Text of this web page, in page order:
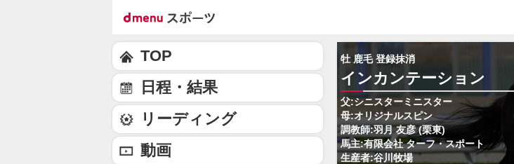
牡 鹿毛 登録抹消
インカンテーション
父:シニスターミニスター
母:オリジナルスピン
調教師:羽月 友彦 (栗東)
馬主:有限会社 ターフ・スポート
生産者:谷川牧場
TOP
日程・結果
リーディング
動画